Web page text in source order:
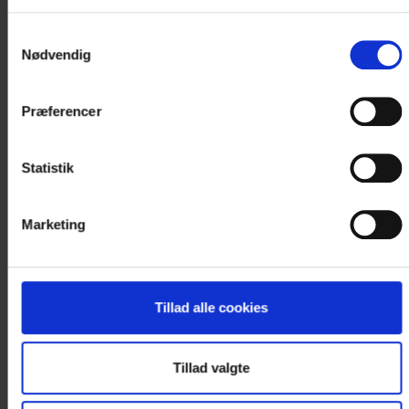
Nødvendig
Præferencer
Statistik
Marketing
Tillad alle cookies
Tillad valgte
Kontakt os for booking og nærmere
< VÆLG NY DATO I KALENDEREN